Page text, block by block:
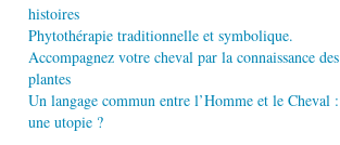
histoires
Phytothérapie traditionnelle et symbolique.
Accompagnez votre cheval par la connaissance des
plantes
Un langage commun entre l’Homme et le Cheval :
une utopie ?